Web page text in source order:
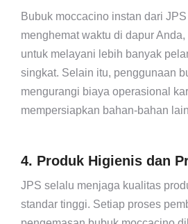
Bubuk moccacino instan dari
menghemat waktu di dapur
untuk melayani lebih banyak
singkat. Selain itu, penggunaan
mengurangi biaya operasional
mempersiapkan bahan-bahan
4. Produk Higienis dan
JPS selalu menjaga kualitas
standar tinggi. Setiap proses